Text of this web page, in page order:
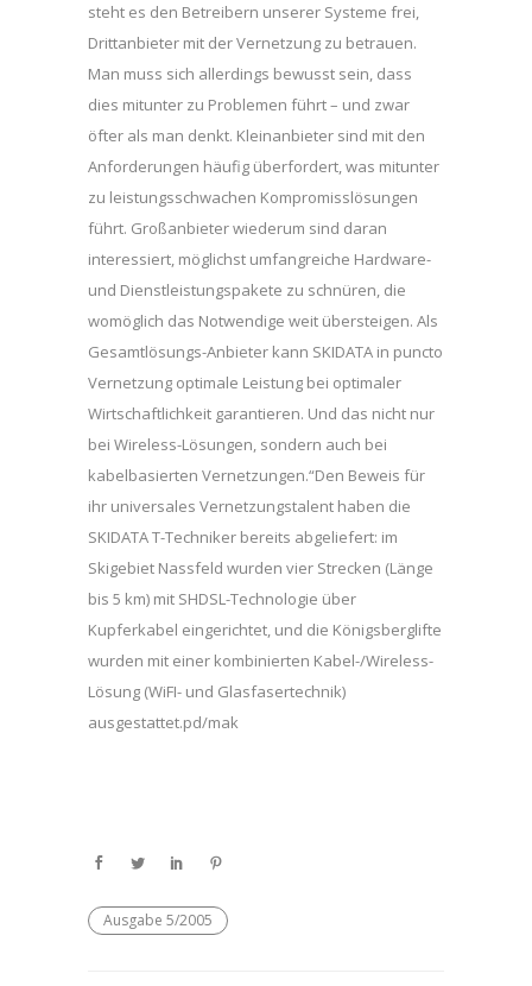
steht es den Betreibern unserer Systeme frei,
Drittanbieter mit der Vernetzung zu betrauen.
Man muss sich allerdings bewusst sein, dass
dies mitunter zu Problemen führt – und zwar
öfter als man denkt. Kleinanbieter sind mit den
Anforderungen häufig überfordert, was mitunter
zu leistungsschwachen Kompromisslösungen
führt. Großanbieter wiederum sind daran
interessiert, möglichst umfangreiche Hardware-
und Dienstleistungspakete zu schnüren, die
womöglich das Notwendige weit übersteigen. Als
Gesamtlösungs-Anbieter kann SKIDATA in puncto
Vernetzung optimale Leistung bei optimaler
Wirtschaftlichkeit garantieren. Und das nicht nur
bei Wireless-Lösungen, sondern auch bei
kabelbasierten Vernetzungen.“Den Beweis für
ihr universales Vernetzungstalent haben die
SKIDATA T-Techniker bereits abgeliefert: im
Skigebiet Nassfeld wurden vier Strecken (Länge
bis 5 km) mit SHDSL-Technologie über
Kupferkabel eingerichtet, und die Königsberglifte
wurden mit einer kombinierten Kabel-/Wireless-
Lösung (WiFI- und Glasfasertechnik)
ausgestattet.pd/mak
Ausgabe 5/2005